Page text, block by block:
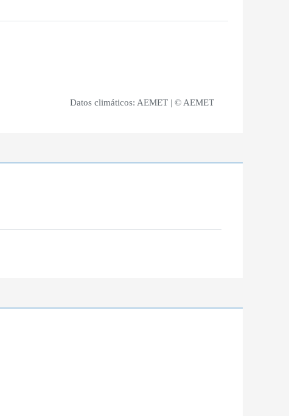
Datos climáticos: AEMET | © AEMET